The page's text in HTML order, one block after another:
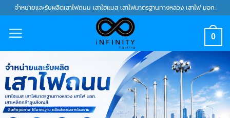
Skip
to
content
จำหน่ายและรับผลิตเสาไฟถนน เสาไฮแมส เสาไฟมาตรฐานทางหลวง เสาไฟ มอก.
0